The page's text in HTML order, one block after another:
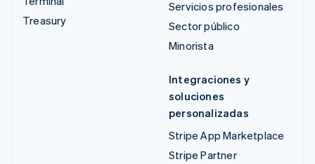
Treasury
Servicios profesionales
Sector público
Minorista
Integraciones y
soluciones
personalizadas
Stripe App Marketplace
Stripe Partner